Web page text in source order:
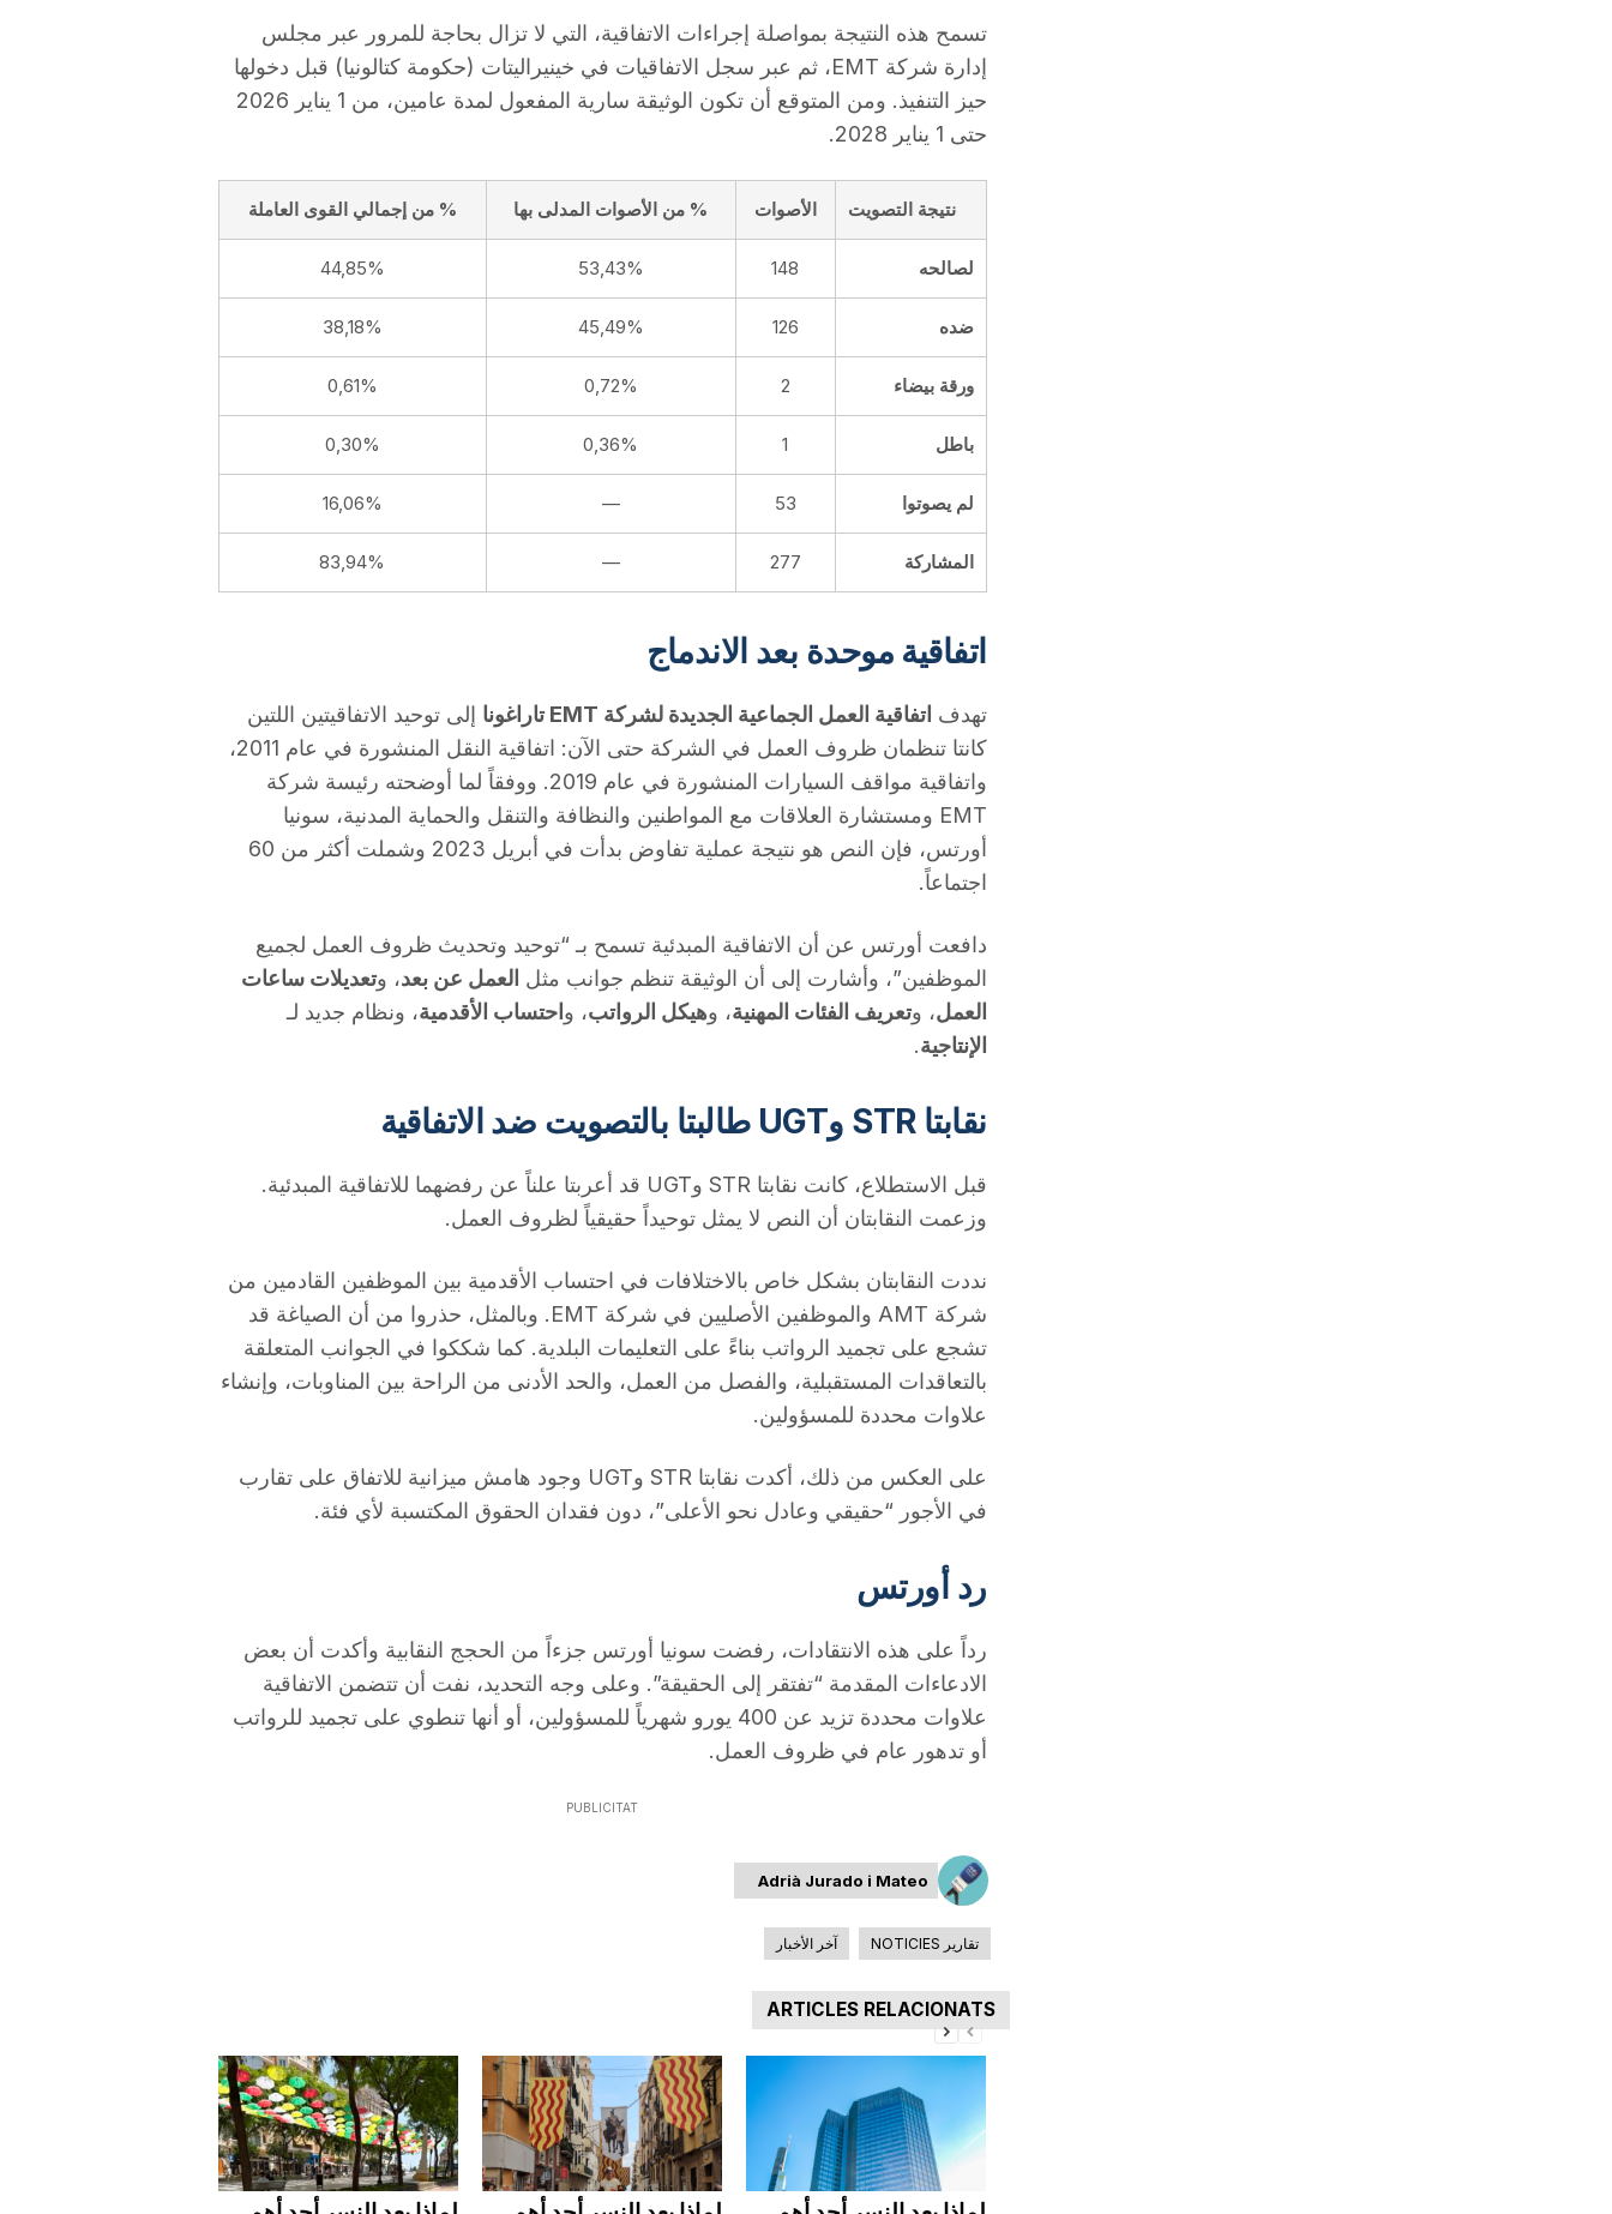
تسمح هذه النتيجة بمواصلة إجراءات الاتفاقية، التي لا تزال بحاجة للمرور عبر مجلس
إدارة شركة EMT، ثم عبر سجل الاتفاقيات في خينيراليتات (حكومة كتالونيا) قبل دخولها
حيز التنفيذ. ومن المتوقع أن تكون الوثيقة سارية المفعول لمدة عامين، من 1 يناير 2026
حتى 1 يناير 2028.
نتيجة التصويت الأصوات % من الأصوات المدلى بها % من إجمالي القوى العاملة
لصالحه 148
53,43%
44,85%
ضده 126
45,49%
38,18%
ورقة بيضاء 2
0,72%
0,61%
باطل 1
0,36%
0,30%
لم يصوتوا 53
—
16,06%
المشاركة 277
—
83,94%
اتفاقية موحدة بعد الاندماج
تهدف اتفاقية العمل الجماعية الجديدة لشركة EMT تاراغونا
إلى توحيد الاتفاقيتين اللتين
كانتا تنظمان ظروف العمل في الشركة حتى الآن: اتفاقية النقل المنشورة في عام 2011،
واتفاقية مواقف السيارات المنشورة في عام 2019. ووفقاً لما أوضحته رئيسة شركة
EMT ومستشارة العلاقات مع المواطنين والنظافة والتنقل والحماية المدنية، سونيا
أورتس، فإن النص هو نتيجة عملية تفاوض بدأت في أبريل 2023 وشملت أكثر من 60
اجتماعاً.
دافعت أورتس عن أن الاتفاقية المبدئية تسمح بـ “توحيد وتحديث ظروف العمل لجميع
الموظفين”، وأشارت إلى أن الوثيقة تنظم جوانب مثل العمل عن بعد، وتعديلات ساعات
العمل، وتعريف الفئات المهنية، وهيكل الرواتب، و احتساب الأقدمية، ونظام جديد لـ
الإنتاجية.
نقابتا STR وUGT طالبتا بالتصويت ضد الاتفاقية
قبل الاستطلاع، كانت نقابتا STR وUGT قد أعربتا علناً عن رفضهما للاتفاقية المبدئية.
وزعمت النقابتان أن النص لا يمثل توحيداً حقيقياً لظروف العمل.
نددت النقابتان بشكل خاص بالاختلافات في احتساب الأقدمية بين الموظفين القادمين من
شركة AMT والموظفين الأصليين في شركة EMT. وبالمثل، حذروا من أن الصياغة قد
تشجع على تجميد الرواتب بناءً على التعليمات البلدية. كما شككوا في الجوانب المتعلقة
بالتعاقدات المستقبلية، والفصل من العمل، والحد الأدنى من الراحة بين المناوبات، وإنشاء
علاوات محددة للمسؤولين.
على العكس من ذلك، أكدت نقابتا STR وUGT وجود هامش ميزانية للاتفاق على تقارب
في الأجور “حقيقي وعادل نحو الأعلى”، دون فقدان الحقوق المكتسبة لأي فئة.
رد أورتس
رداً على هذه الانتقادات، رفضت سونيا أورتس جزءاً من الحجج النقابية وأكدت أن بعض
الادعاءات المقدمة “تفتقر إلى الحقيقة”. وعلى وجه التحديد، نفت أن تتضمن الاتفاقية
علاوات محددة تزيد عن 400 يورو شهرياً للمسؤولين، أو أنها تنطوي على تجميد للرواتب
أو تدهور عام في ظروف العمل.
PUBLICITAT
Adrià Jurado i Mateo
تقارير NOTICIES آخر الأخبار
ARTICLES RELACIONATS